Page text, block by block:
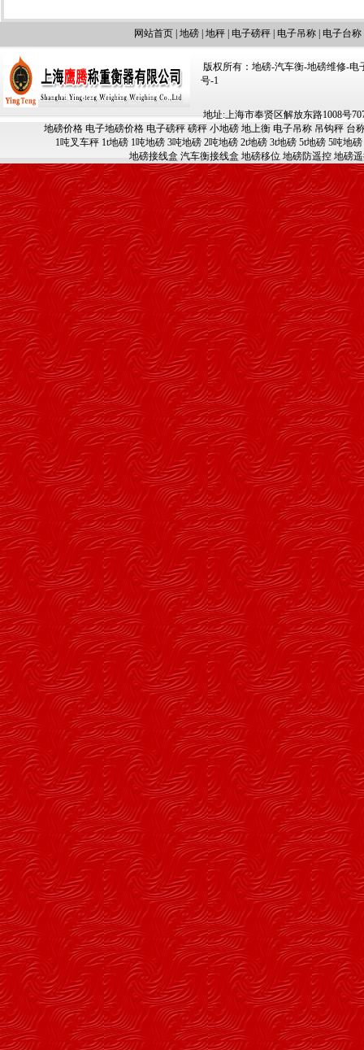
网站首页 地磅 地秤 电子磅秤 电子吊称 电子台称
版权所有：地磅-汽车衡-地磅维修-电
号-1
地址:上海市奉贤区解放东路1008号
地磅价格 电子地磅价格 电子磅秤 磅秤 小地磅 地上衡 电子吊称 吊钩秤 台
1吨叉车秤 1t地磅 1吨地磅 3吨地磅 2吨地磅 2t地磅 3t地磅 5t地磅 5吨地磅
地磅接线盒 汽车衡接线盒 地磅移位 地磅防遥控 地磅